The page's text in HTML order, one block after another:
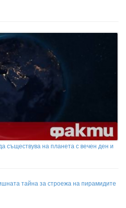
съществува на планета с вечен ден и
тайна за строежа на пирамидите